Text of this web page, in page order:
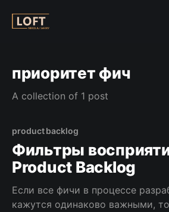
приоритет фич
A collection of 1 post
product backlog
Фильтры
Product Backlog
Если все фичи в процессе
кажутся одинаково важными,